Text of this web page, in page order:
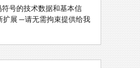
号的技术数据和基本信
扩展 —请无需拘束提供给我